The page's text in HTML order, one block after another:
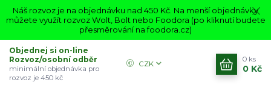
Náš rozvoz je na objednávku nad 450 Kč. Na menší objednávky
můžete využít rozvoz Wolt, Bolt nebo Foodora (po kliknutí budete
přesměrování na foodora.cz)
CZK
Objednej si on-line
Rozvoz/osobní odběr
minimální objednávka pro
rozvoz je 450 kč
0 ks
0 Kč